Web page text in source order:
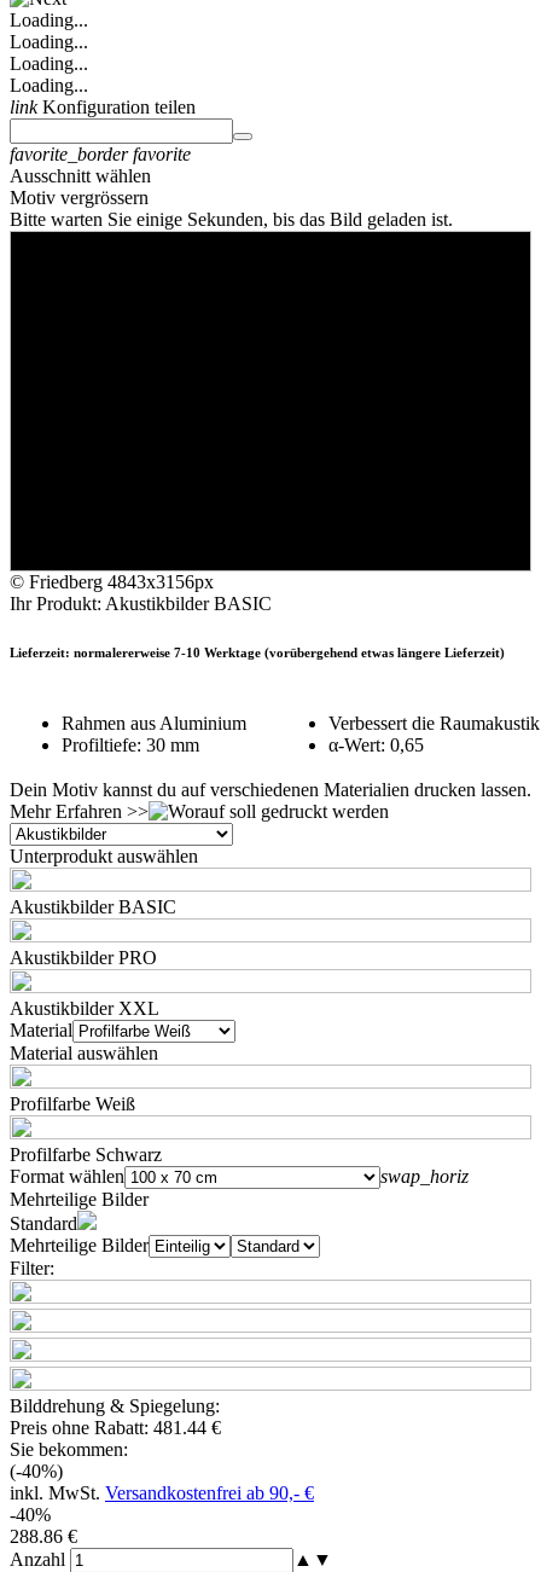
Loading...
Loading...
Loading...
Loading...
linkKonfiguration teilen
favorite_border favorite
Ausschnitt wählen
Motiv vergrössern
Bitte warten Sie einige Sekunden, bis das Bild geladen ist.
© Friedberg 4843x3156px
Ihr Produkt: Akustikbilder BASIC
Lieferzeit: normalererweise 7-10 Werktage (vorübergehend etwas längere Lieferzeit)
Rahmen aus Aluminium
Profiltiefe: 30 mm
Verbessert die Raumakustik
α-Wert: 0,65
Dein Motiv kannst du auf verschiedenen Materialien drucken lassen.
Mehr Erfahren >>
Unterprodukt auswählen
Akustikbilder BASIC
Akustikbilder PRO
Akustikbilder XXL
Material
Material auswählen
Profilfarbe Weiß
Profilfarbe Schwarz
Format wählen
swap_horiz
Mehrteilige Bilder
Standard
Mehrteilige Bilder
Filter:
Bilddrehung & Spiegelung:
Preis ohne Rabatt: 481.44 €
Sie bekommen:
(-40%)
inkl. MwSt. Versandkostenfrei ab 90,- €
-40%
288.86 €
Anzahl
▲ ▼